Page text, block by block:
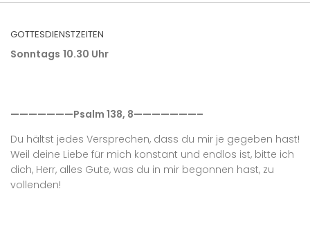
GOTTESDIENSTZEITEN
Sonntags 10.30 Uhr
———————Psalm 138, 8———————–
Du hältst jedes Versprechen, dass du mir je gegeben hast!
Weil deine Liebe für mich konstant und endlos ist, bitte ich
dich, Herr, alles Gute, was du in mir begonnen hast, zu
vollenden!